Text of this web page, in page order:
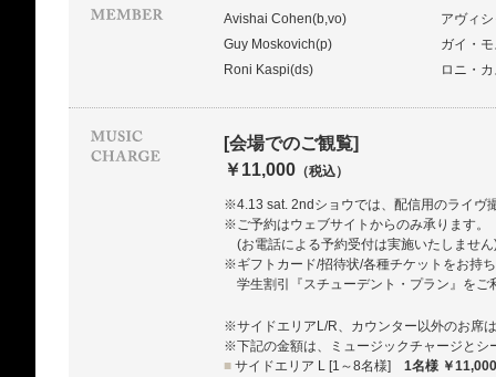
Avishai Cohen(b,vo)
アヴィ
Guy Moskovich(p)
ガイ・
Roni Kaspi(ds)
ロニ・
[会場でのご観覧]
￥11,000 （税込）
※4.13 sat. 2ndショウでは、配信用のライヴ
※ご予約はウェブサイトからのみ承ります。
(お電話による予約受付は実施いたしません
※ギフトカード/招待状/各種チケットをお持
学生割引『スチューデント・プラン』を
※サイドエリアL/R、カウンター以外のお席
※下記の金額は、ミュージックチャージとシ
■ サイドエリア L [1～8名様] 1名様 ￥11,000